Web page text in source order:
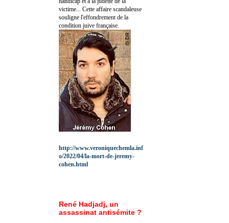
victime... Cette affaire scandaleuse
souligne l'effondrement de la
condition juive française.
http://www.veroniquechemla.inf
o/2022/04/la-mort-de-jeremy-
cohen.html
René Hadjadj, un
assassinat antisémite ?